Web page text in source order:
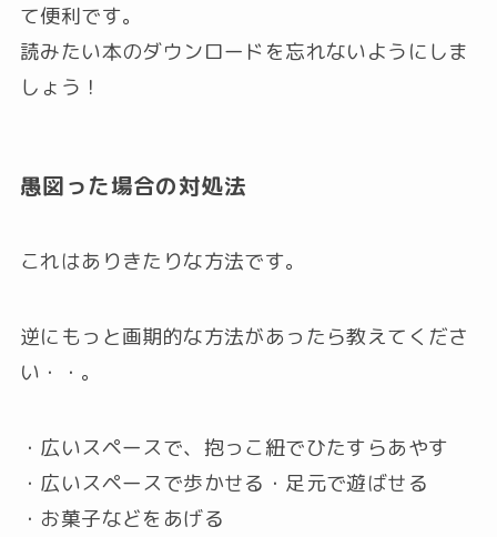
て便利です。
読みたい本のダウンロードを忘れないようにしま
しょう！
愚図った場合の対処法
これはありきたりな方法です。
逆にもっと画期的な方法があったら教えてくださ
い・・。
・広いスペースで、抱っこ紐でひたすらあやす
・広いスペースで歩かせる・足元で遊ばせる
・お菓子などをあげる